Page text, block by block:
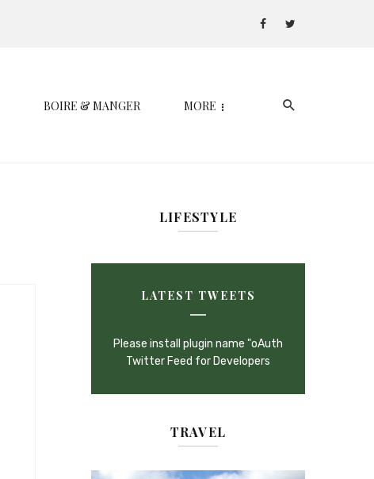
BOIRE & MANGER MORE
LIFESTYLE
LATEST TWEETS
Please install plugin name "oAuth
Twitter Feed for Developers
TRAVEL